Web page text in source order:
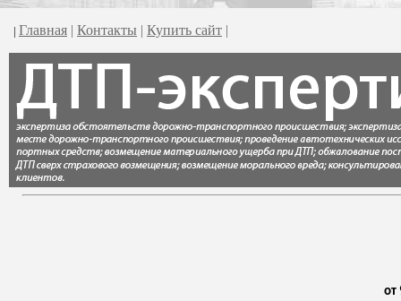
| Главная | Контакты | Купить сайт |
от